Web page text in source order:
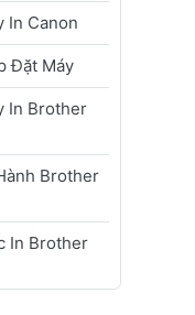
In Canon
Đặt Máy
In Brother
Brother
In Brother